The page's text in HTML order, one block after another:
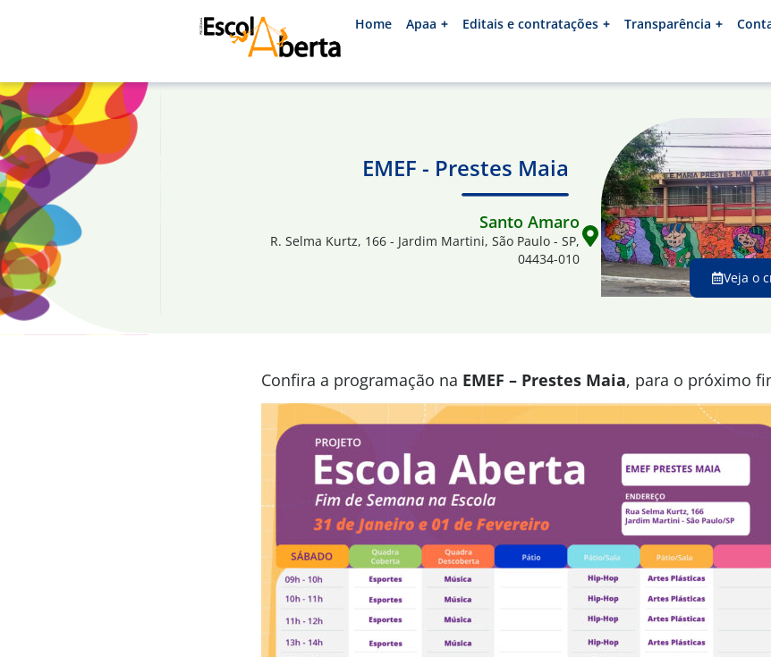
Home Apaa Editais e contratações Transparência
EMEF - Prestes Maia
Santo Amaro
R. Selma Kurtz, 166 - Jardim Martini, São Paulo - SP,
04434-010
Veja o
Confira a programação na EMEF – Prestes Maia, para o próximo